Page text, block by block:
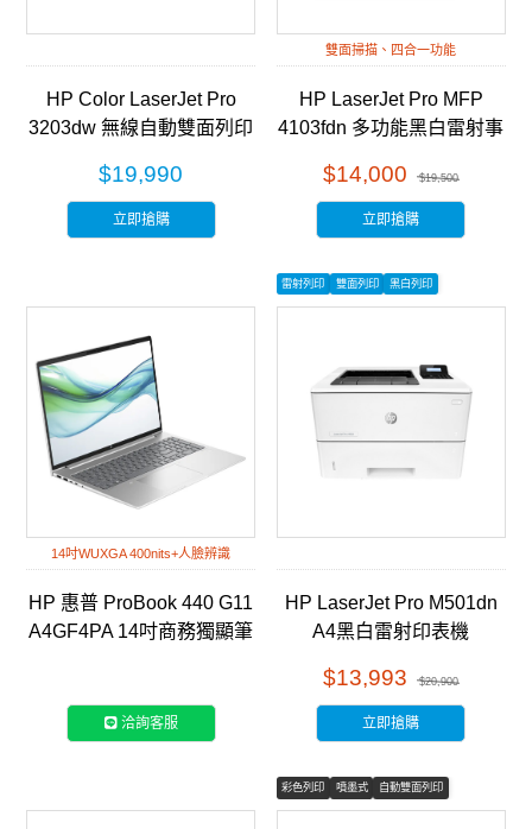
HP Color LaserJet Pro
3203dw 無線自動雙面列印
$19,990
立即搶購
雙面掃描、四合一功能
HP LaserJet Pro MFP
4103fdn 多功能黑白雷射事
$14,000 $19,500
立即搶購
14吋WUXGA 400nits+人臉辨識
HP 惠普 ProBook 440 G11
A4GF4PA 14吋商務獨顯筆
洽詢客服
雷射列印 雙面列印 黑白列印
HP LaserJet Pro M501dn
A4黑白雷射印表機
$13,993 $20,900
立即搶購
彩色列印 噴墨式 自動雙面列印